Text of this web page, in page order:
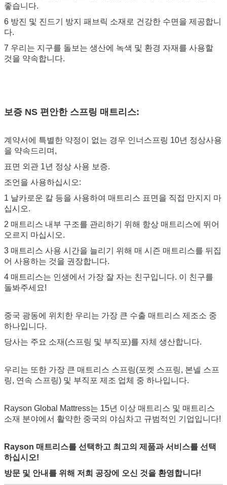
좋습니다.
6 방진 및 진드기 방지 패브릭 소재로 건강한 수면을 제공합니
다.
7 우리는 지구를 돌보는 생산에 녹색 및 환경 자재를 사용할
것을 약속합니다.
보증 NS 편안한 스프링 매트리스:
계약서에 특별한 약정이 없는 경우 인너스프링 10년 정상사용
을 약속드리며,
표면 외관 1년 정상 사용 보증.
조언을 사용하십시오:
1 날카로운 칼 등을 사용하여 매트리스 표면을 직접 만지지 마
십시오.
2 매트리스 내부 구조를 관리하기 위해 항상 매트리스에 뛰어
오르지 마십시오.
3 매트리스 사용 시간을 늘리기 위해 매 시즌 매트리스를 뒤집
어 사용하는 것을 권장합니다.
4 매트리스는 인생에서 가장 잘 자는 친구입니다. 이 친구를
돌봐주세요!
중국 광동에 위치한 우리는 가장 큰 수출 매트리스 제조소 중
하나입니다.
당사는 주요 소재(스프링 및 부직포)를 자체 생산합니다.
우리는 또한 가장 큰 매트리스 스프링(포켓 스프링, 본넬 스프
링, 연속 스프링) 및 부직포 제조 업체 중 하나입니다.
Rayson Global Mattress는 15년 이상 매트리스 및 매트리스
소재 분야에서 활약한 중국의 야심차고 규범적인 기업입니다!
Rayson 매트리스를 선택하고 최고의 제품과 서비스를 선택
하십시오!
방문 및 안내를 위해 저희 공장에 오신 것을 환영합니다!